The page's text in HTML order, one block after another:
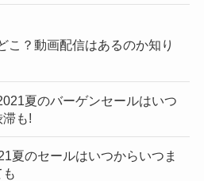
こ？動画配信はあるのか知り
夏のバーゲンセールはいつ
も!
夏のセールはいつからいつま